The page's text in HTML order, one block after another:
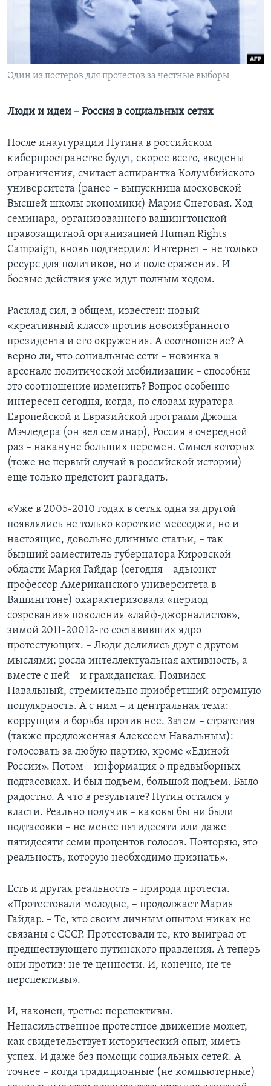
Learning English
Языки
Один из постеров для протестов за честные выборы
Люди и идеи – Россия в социальных сетях
После инаугурации Путина в российском
киберпространстве будут, скорее всего, введены
ограничения, считает аспирантка Колумбийского
университета (ранее – выпускница московской
Высшей школы экономики) Мария Снеговая. Ход
семинара, организованного вашингтонской
правозащитной организацией Human Rights
Campaign, вновь подтвердил: Интернет – не только
ресурс для политиков, но и поле сражения. И
боевые действия уже идут полным ходом.
Расклад сил, в общем, известен: новый
«креативный класс» против новоизбранного
президента и его окружения. А соотношение? А
верно ли, что социальные сети – новинка в
арсенале политической мобилизации – способны
это соотношение изменить? Вопрос особенно
интересен сегодня, когда, по словам куратора
Европейской и Евразийской программ Джоша
Мэчледера (он вел семинар), Россия в очередной
раз – накануне больших перемен. Смысл которых
(тоже не первый случай в российской истории)
еще только предстоит разгадать.
«Уже в 2005-2010 годах в сетях одна за другой
появлялись не только короткие месседжи, но и
настоящие, довольно длинные статьи, – так
бывший заместитель губернатора Кировской
области Мария Гайдар (сегодня – адьюнкт-
профессор Американского университета в
Вашингтоне) охарактеризовала «период
созревания» поколения «лайф-джорналистов»,
зимой 2011-20012-го составивших ядро
протестующих. – Люди делились друг с другом
мыслями; росла интеллектуальная активность, а
вместе с ней – и гражданская. Появился
Навальный, стремительно приобретший огромную
популярность. А с ним – и центральная тема:
коррупция и борьба против нее. Затем – стратегия
(также предложенная Алексеем Навальным):
голосовать за любую партию, кроме «Единой
России». Потом – информация о предвыборных
подтасовках. И был подъем, большой подъем. Было
радостно. А что в результате? Путин остался у
власти. Реально получив – каковы бы ни были
подтасовки – не менее пятидесяти или даже
пятидесяти семи процентов голосов. Повторяю, это
реальность, которую необходимо признать».
Есть и другая реальность – природа протеста.
«Протестовали молодые, – продолжает Мария
Гайдар. – Те, кто своим личным опытом никак не
связаны с СССР. Протестовали те, кто выиграл от
предшествующего путинского правления. А теперь
они против: не те ценности. И, конечно, не те
перспективы».
И, наконец, третье: перспективы.
Ненасильственное протестное движение может,
как свидетельствует исторический опыт, иметь
успех. И даже без помощи социальных сетей. А
точнее – когда традиционные (не компьютерные)